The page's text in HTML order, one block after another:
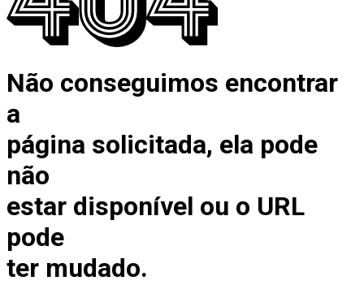
Não conseguimos encontrar
a
página solicitada, ela pode
não
estar disponível ou o URL
pode
ter mudado.